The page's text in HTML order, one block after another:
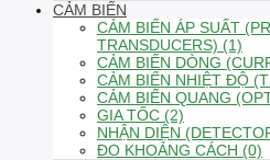
CẢM BIẾN
CẢM BIẾN ÁP SUẤT
TRANSDUCERS) (1)
CẢM BIẾN DÒNG
CẢM BIẾN NHIỆT ĐỘ
CẢM BIẾN QUANG
GIA TỐC (2)
NHẬN DIỆN
ĐO KHOẢNG CÁCH (0)